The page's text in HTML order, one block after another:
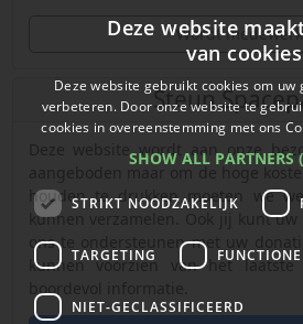
Wordt
Steun
Deze website wordt aan onze
aangeboden maar om de hoge
houden te drukken moeten we
kunnen verzamelen. Ook jij kunt uw
ons te ondersteunen met uw
kunnen voorzien van het laatste
Deze website
van
Deze website gebruikt cookies om
verbeteren. Door onze website te
cookies in overeenstemming met ons
SHOW ALL PARTNERS
STRIKT NOODZAKELIJK
TARGETING
NIET-GECLASSIFICEERD